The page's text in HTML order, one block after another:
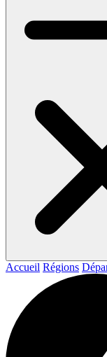
Accueil Régions